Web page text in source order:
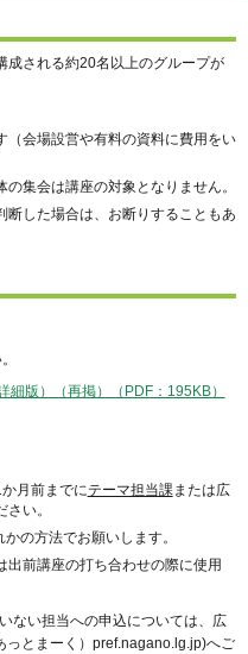
成される約20名以上のグループが
（会場設営や有料の資料に費用をい
集会は講座の対象となりません。
断した場合は、お断りすることもあ
細版）（再掲）（PDF：195KB）
月前までにテーマ担当課 または広
い。
の方法でお願いします。
出前講座の打ち合わせの際に使用
ない担当への申込については、広
っとまーく）pref.nagano.lg.jp)へご